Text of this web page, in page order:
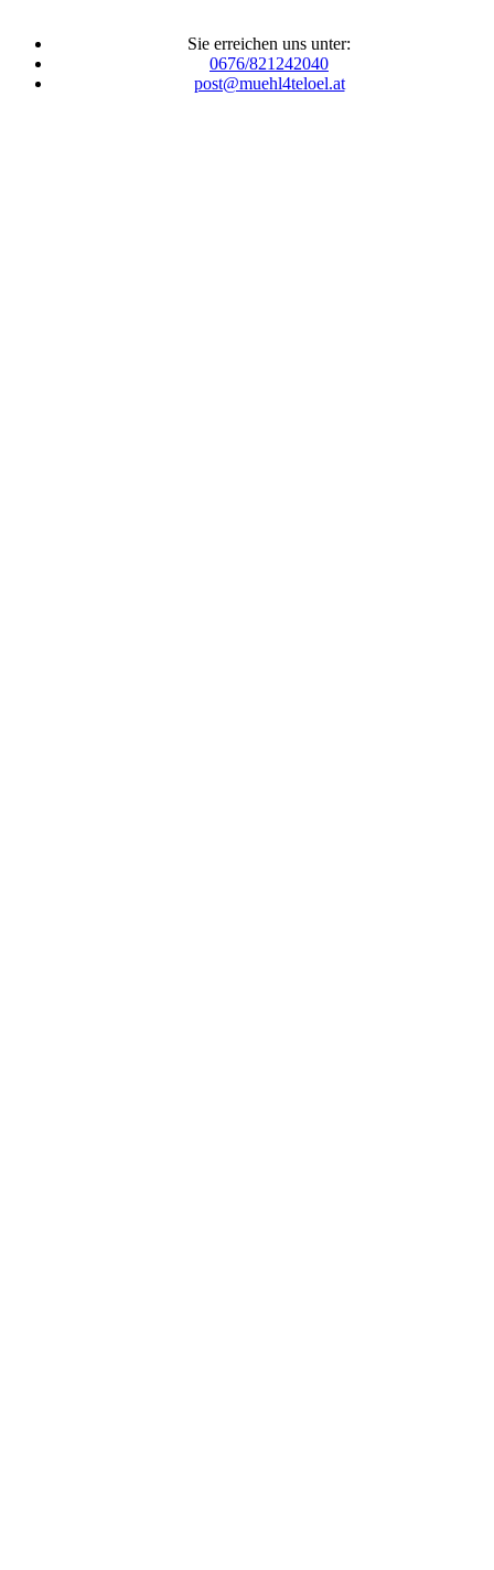
Sie erreichen uns unter:
0676/821242040
post@muehl4teloel.at